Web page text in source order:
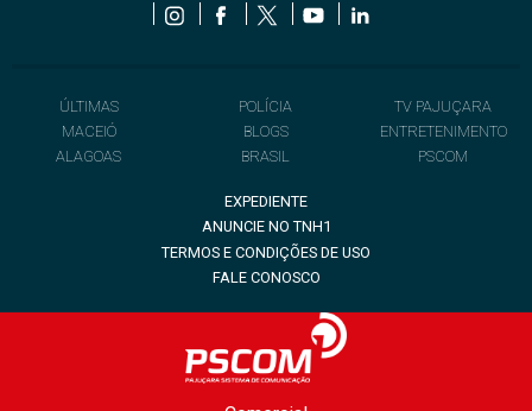
ÚLTIMAS
MACEIÓ
ALAGOAS
POLÍCIA
BLOGS
BRASIL
TV PAJUÇARA
ENTRETENIMENTO
PSCOM
EXPEDIENTE
ANUNCIE NO TNH1
TERMOS E CONDIÇÕES DE USO
FALE CONOSCO